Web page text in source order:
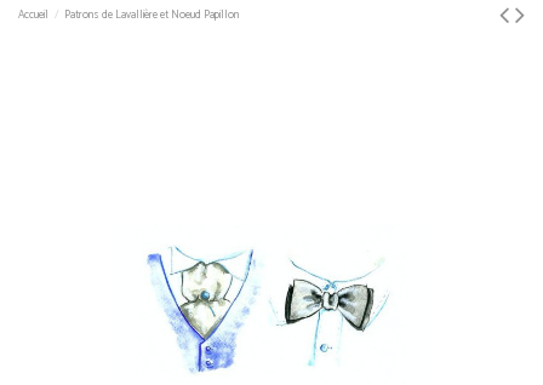
Accueil Patrons de Lavallière et Noeud Papillon